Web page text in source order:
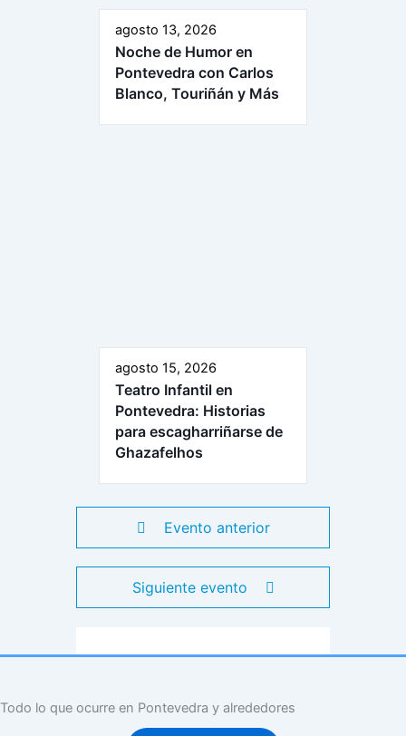
agosto 13, 2026
Noche de Humor en
Pontevedra con Carlos
Blanco, Touriñán y Más
agosto 15, 2026
Teatro Infantil en
Pontevedra: Historias
para escagharriñarse de
Ghazafelhos
Evento anterior
Siguiente evento
Todo lo que ocurre en Pontevedra y alrededores